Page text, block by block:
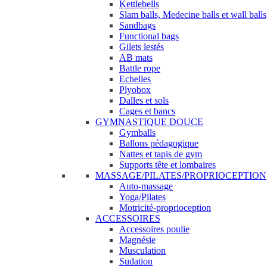
Kettlebells
Slam balls, Medecine balls et wall balls
Sandbags
Functional bags
Gilets lestés
AB mats
Battle rope
Echelles
Plyobox
Dalles et sols
Cages et bancs
GYMNASTIQUE DOUCE
Gymballs
Ballons pédagogique
Nattes et tapis de gym
Supports tête et lombaires
MASSAGE/PILATES/PROPRIOCEPTION
Auto-massage
Yoga/Pilates
Motricité-proprioception
ACCESSOIRES
Accessoires poulie
Magnésie
Musculation
Sudation